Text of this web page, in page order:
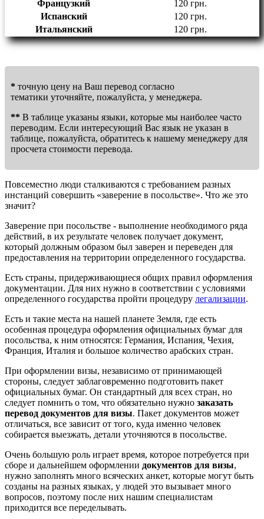
Французкий
120 грн.
Испанский
120 грн.
Итальянский
120 грн.
* точную цену на Ваш перевод согласно
тематики уточняйте, пожалуйста, у менеджера.
** В таблице указаны языки, которые мы наиболее часто
переводим. Если интересующий Вас язык не указан в
таблице, пожалуйста, обратитесь к нашему менеджеру для
просчета стоимости перевода.
Повсеместно люди сталкиваются с требованием разных
инстанций совершить «заверение в посольстве». Что же это
значит?
Заверение при посольстве - выполнение необходимого ряда
действий, в их результате человек получает документ,
который должным образом был заверен и переведен для
предоставления на территории определенного государства.
Есть страны, придерживающиеся общих правил оформления
документации. Для них нужно в соответствии с условиями
определенного государства пройти процедуру легализации.
Есть и такие места на нашей планете Земля, где есть
особенная процедура оформления официальных бумаг для
посольства, к ним относятся: Германия, Испания, Чехия,
Франция, Италия и большое количество арабских стран.
При оформлении визы, независимо от принимающей
стороны, следует заблаговременно подготовить пакет
официальных бумаг. Он стандартный для всех стран, но
следует помнить о том, что обязательно нужно заказать
перевод документов для визы. Пакет документов может
отличаться, все зависит от того, куда именно человек
собирается выезжать, детали уточняются в посольстве.
Очень большую роль играет время, которое потребуется при
сборе и дальнейшем оформлении документов для визы,
нужно заполнять много всяческих анкет, которые могут быть
созданы на разных языках, у людей это вызывает много
вопросов, поэтому после них нашим специалистам
приходится все переделывать.